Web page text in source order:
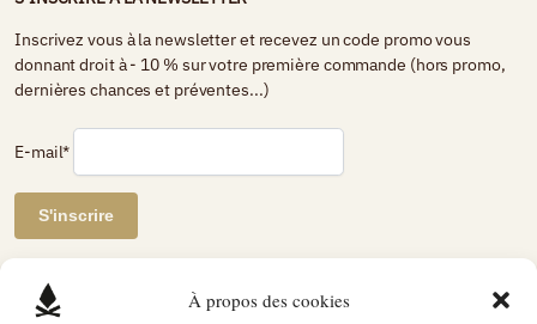
À propos des cookies
Inscrivez vous à la newsletter et recevez un code promo vous
donnant droit à - 10 % sur votre première commande (hors promo,
dernières chances et préventes...)
E-mail*